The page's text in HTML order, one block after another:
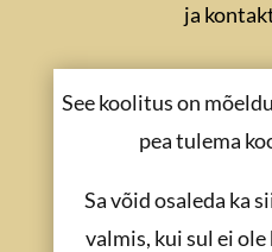
ja
See koolitus on
pea tulema
Sa võid osaleda ka
valmis, kui sul ei